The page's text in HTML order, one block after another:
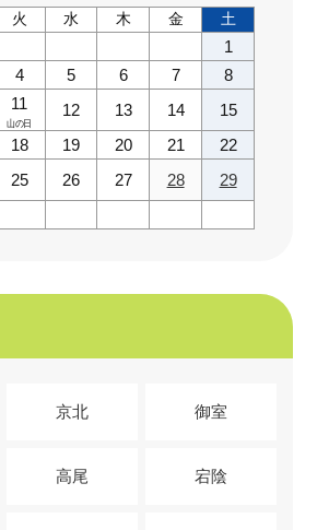
火 水 木 金 土
1
4 5 6 7
8
11
山の日
12 13 14
15
18 19 20 21
22
25 26 27 28
29
京北 御室
高尾 宕陰